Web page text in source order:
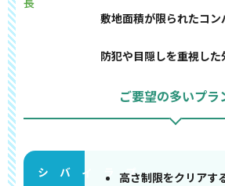
敷地面積が限られたコ
防犯や目隠しを重視し
ご要望の多いプラ
高さ制限をクリアす